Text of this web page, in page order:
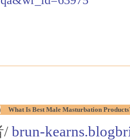
What Is Best Male Masturbation
/ brun-